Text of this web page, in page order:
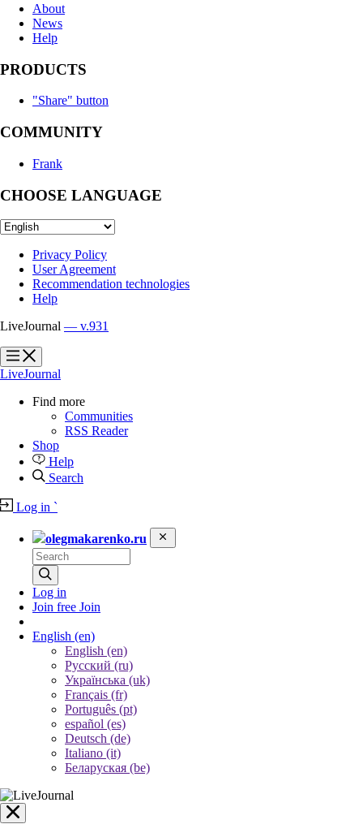
About
News
Help
PRODUCTS
"Share" button
COMMUNITY
Frank
CHOOSE LANGUAGE
Privacy Policy
User Agreement
Recommendation technologies
Help
LiveJournal — v.931
?
?
LiveJournal
Find more
Communities
RSS Reader
Shop
Help
Search
Log in `
olegmakarenko.ru
Log in
Join free Join
English (en)
English (en)
Русский (ru)
Українська (uk)
Français (fr)
Português (pt)
español (es)
Deutsch (de)
Italiano (it)
Беларуская (be)